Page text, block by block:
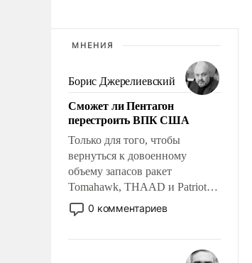
МНЕНИЯ
Борис Джерелиевский
Сможет ли Пентагон
перестроить ВПК США
Только для того, чтобы
вернуться к довоенному
объему запасов ракет
Tomahawk, THAAD и Patriot
США потребуется более трех
лет. Даже небольшая война с
0 комментариев